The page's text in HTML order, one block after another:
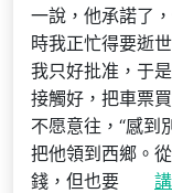
一說，他承諾了
時我正忙得要逝
我只好批准，于
接觸好，把車票
不愿意往，“感到
把他領到西鄉。
錢，但也要